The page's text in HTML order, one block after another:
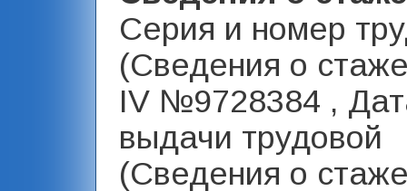
Серия и номер
(Сведения о
IV №9728384 ,
выдачи трудовой
(Сведения о